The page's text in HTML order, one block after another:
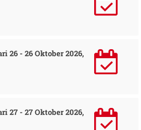
26 - 26 Oktober 2026,
27 - 27 Oktober 2026,